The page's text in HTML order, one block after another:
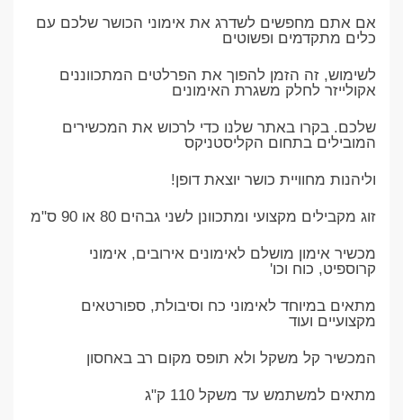
אם אתם מחפשים לשדרג את אימוני הכושר שלכם עם
כלים מתקדמים ופשוטים
לשימוש, זה הזמן להפוך את הפרלטים המתכווננים
אקולייזר לחלק משגרת האימונים
שלכם. בקרו באתר שלנו כדי לרכוש את המכשירים
המובילים בתחום הקליסטניקס
וליהנות מחוויית כושר יוצאת דופן!
זוג מקבילים מקצועי ומתכוונן לשני גבהים 80 או 90 ס"מ
מכשיר אימון מושלם לאימונים אירובים, אימוני
קרוספיט, כוח וכו'
מתאים במיוחד לאימוני כח וסיבולת, ספורטאים
מקצועיים ועוד
המכשיר קל משקל ולא תופס מקום רב באחסון
מתאים למשתמש עד משקל 110 ק"ג